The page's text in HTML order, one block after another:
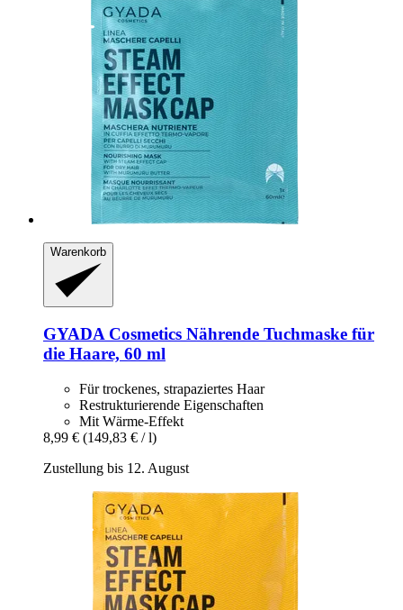
Warenkorb
GYADA Cosmetics Nährende Tuchmaske für
die Haare, 60 ml
Für trockenes, strapaziertes Haar
Restrukturierende Eigenschaften
Mit Wärme-Effekt
8,99 € (149,83 € / l)
Zustellung bis 12. August